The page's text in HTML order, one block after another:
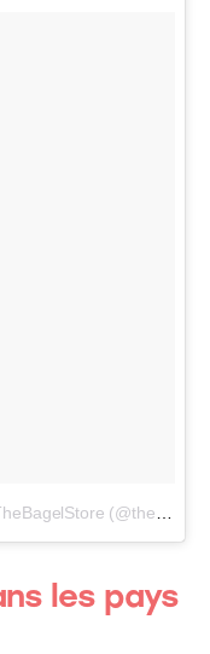
Une photo publiée par Scot Rossillo @TheBagelStore (@thebagelstore)
les pays